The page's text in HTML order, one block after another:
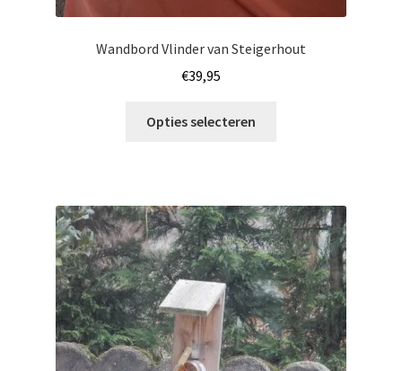
Wandbord Vlinder van Steigerhout
€39,95
Opties selecteren
variaties.
Deze
optie
kan
gekozen
worden
op
de